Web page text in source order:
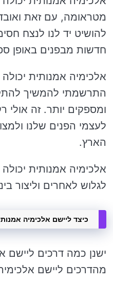
מטראומה, עם זאת
להושיט יד לנו לנצח
חדשות מבפנים באופן
אלכימיה אמנותית יכולה
התרשמתי להמשיך
ומספקים יותר. זה אולי
לעצמי הפנים שלנו
הארץ.
אלכימיה אמנותית יכולה
לגלוש לאחרים וליצור
כיצד ליישם אלכימיה
ישנן כמה דרכים ליישם
מהדרכים ליישם